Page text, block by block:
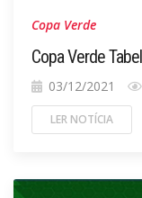
Copa Verde
Copa Verde
03/12/2021
LER NOTÍCIA